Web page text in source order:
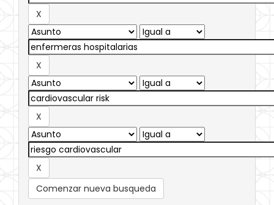
Comenzar nueva busqueda